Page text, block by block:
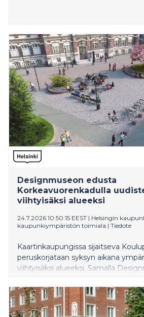
Designmuseon edusta
Korkeavuorenkadulla
viihtyisäksi alueeksi
24.7.2026 10:50:15 EEST | Helsingin
kaupunkiympäristön toimiala | Tiedote
Kaartinkaupungissa sijaitseva
peruskorjataan syksyn aikana
viihtyisäksi alueeksi. Samalla
rauhoitetaan aiempaa
katujen kunnallistekniikkaa uusitaan.